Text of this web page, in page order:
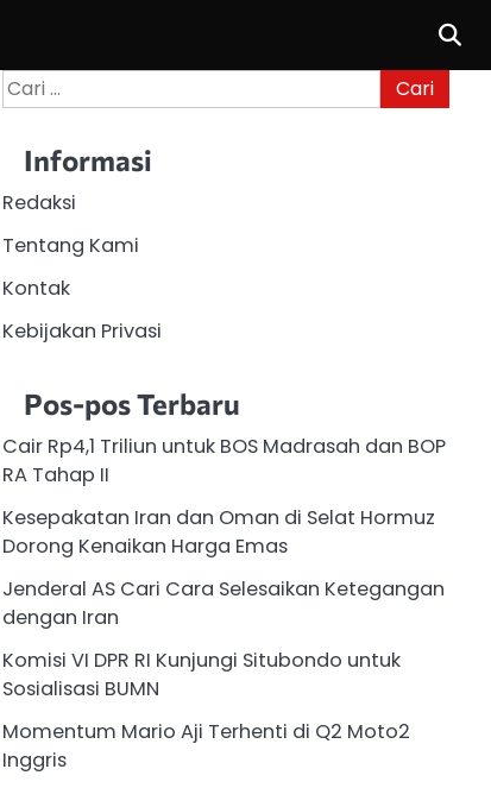
Cari
untuk:
Informasi
Redaksi
Tentang Kami
Kontak
Kebijakan Privasi
Pos-pos Terbaru
Cair Rp4,1 Triliun untuk BOS Madrasah dan BOP
RA Tahap II
Kesepakatan Iran dan Oman di Selat Hormuz
Dorong Kenaikan Harga Emas
Jenderal AS Cari Cara Selesaikan Ketegangan
dengan Iran
Komisi VI DPR RI Kunjungi Situbondo untuk
Sosialisasi BUMN
Momentum Mario Aji Terhenti di Q2 Moto2
Inggris